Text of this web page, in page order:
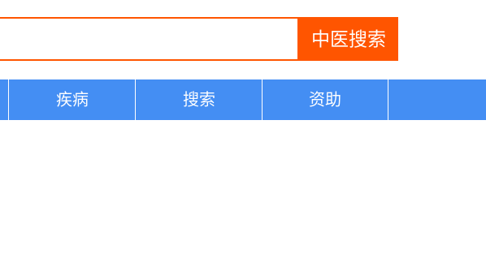
疾病 搜索 资助